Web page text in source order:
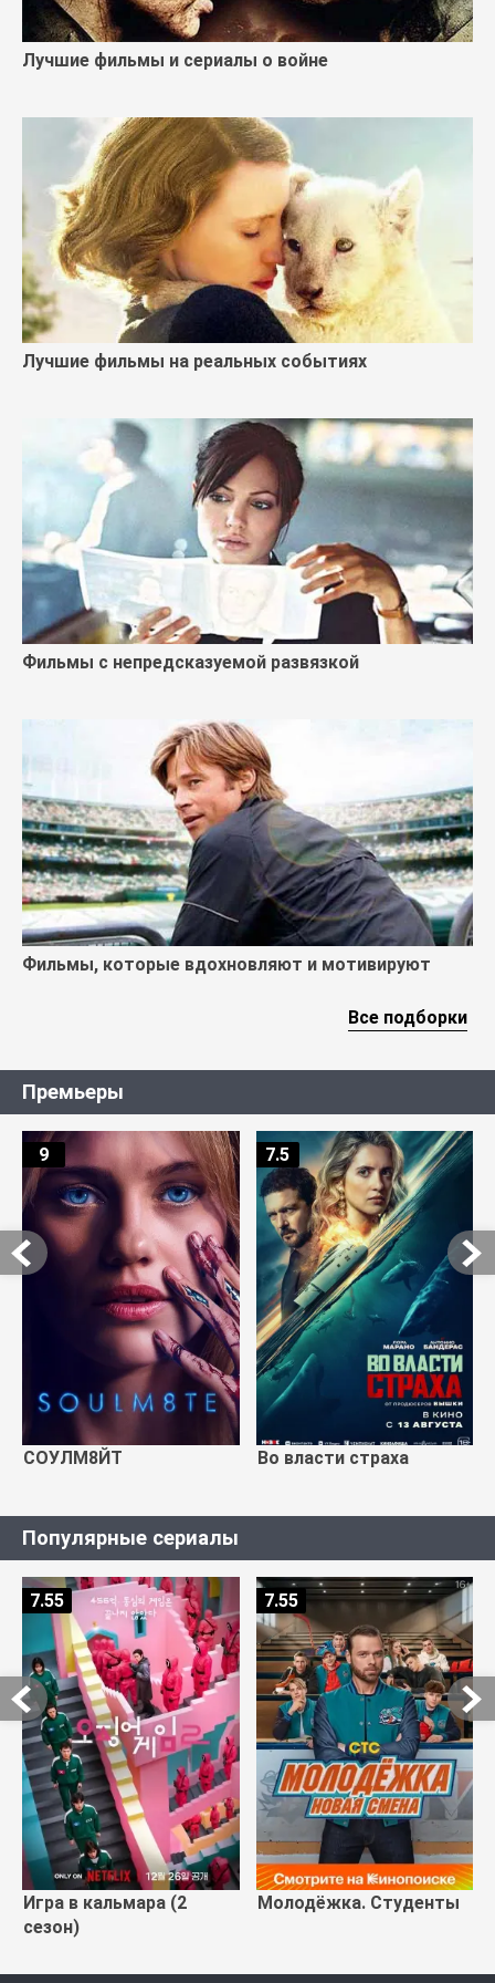
Лучшие фильмы и сериалы о войне
Лучшие фильмы на реальных событиях
Фильмы с непредсказуемой развязкой
Фильмы, которые вдохновляют и мотивируют
Все подборки
Премьеры
СОУЛМ8ЙТ
9
Во власти страха
7.5
Популярные сериалы
Игра в кальмара (2
сезон)
7.55
Молодёжка. Студенты
7.55